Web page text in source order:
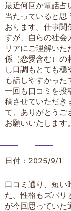
最近何回か電話占
当たっていると思
おります。仕事関
すが、自らの社会
リアにご理解いた
係（恋愛含む）の
し口調もとても穏
も話しやすかった
一回も口コミを投
稿させていただき
て、ありがとうご
お願いいたします。
日付：2025/9/1
口コミ通り、短い
た。性格もズバリ
が今回思っていた